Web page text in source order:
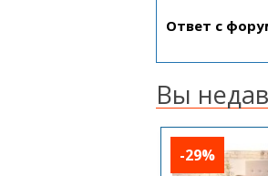
Ответ с
Вы
-29%